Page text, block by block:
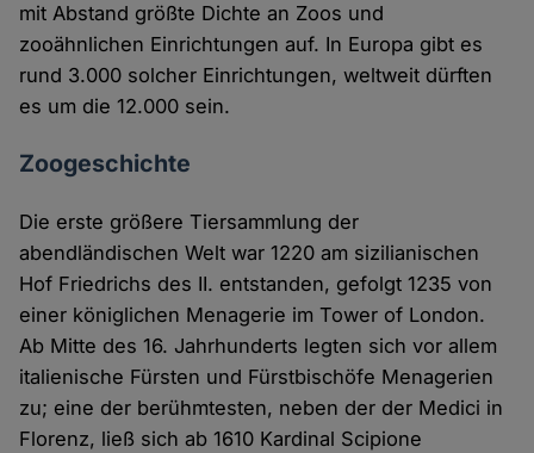
mit Abstand größte Dichte an Zoos und
zooähnlichen Einrichtungen auf. In Europa gibt es
rund 3.000 solcher Einrichtungen, weltweit dürften
es um die 12.000 sein.
Zoogeschichte
Die erste größere Tiersammlung der
abendländischen Welt war 1220 am sizilianischen
Hof Friedrichs des II. entstanden, gefolgt 1235 von
einer königlichen Menagerie im Tower of London.
Ab Mitte des 16. Jahrhunderts legten sich vor allem
italienische Fürsten und Fürstbischöfe Menagerien
zu; eine der berühmtesten, neben der der Medici in
Florenz, ließ sich ab 1610 Kardinal Scipione